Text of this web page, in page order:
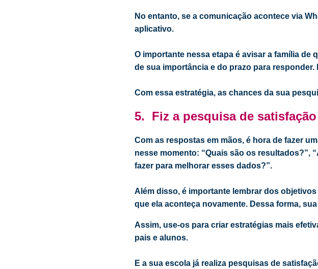
No entanto, se a comunicação acontece via
aplicativo.
O importante nessa etapa é avisar a família de
de sua importância e do prazo para
Com essa estratégia, as chances da sua
5. Fiz a pesquisa de
Com as respostas em mãos, é hora de fazer
nesse momento: “Quais são os resultados?”,
fazer para melhorar esses dados?”.
Além disso, é importante lembrar dos
que ela aconteça novamente. Dessa forma,
Assim, use-os para criar estratégias mais
pais e alunos.
E a sua escola já realiza pesquisas de